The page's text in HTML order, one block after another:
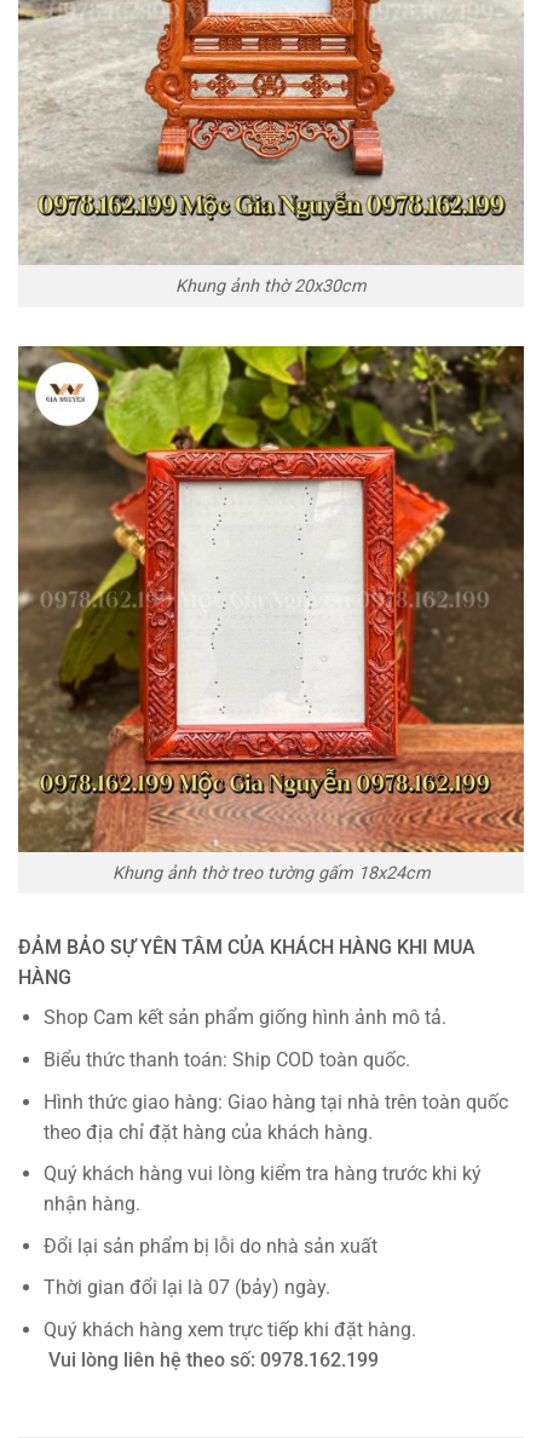
Khung ảnh thờ 20x30cm
Khung ảnh thờ treo tường gấm 18x24cm
ĐẢM BẢO SỰ YÊN TÂM CỦA KHÁCH HÀNG KHI MUA
HÀNG
Shop Cam kết sản phẩm giống hình ảnh mô tả.
Biểu thức thanh toán: Ship COD toàn quốc.
Hình thức giao hàng: Giao hàng tại nhà trên toàn quốc
theo địa chỉ đặt hàng của khách hàng.
Quý khách hàng vui lòng kiểm tra hàng trước khi ký
nhận hàng.
Đổi lại sản phẩm bị lỗi do nhà sản xuất
Thời gian đổi lại là 07 (bảy) ngày.
Quý khách hàng xem trực tiếp khi đặt hàng.
Vui lòng liên hệ theo số: 0978.162.199